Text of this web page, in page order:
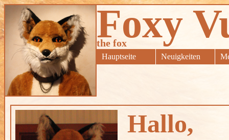
Foxy
the fox
Hauptseite Neuigkeiten
Hallo,